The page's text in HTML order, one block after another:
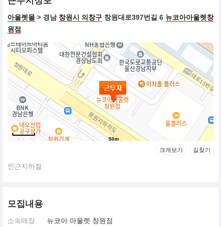
아울렛몰 > 경남 창원시 의창구 창원대로397번길 6 뉴코아아울렛창
원점
50m
크게보기 길찾기
인근지하철
모집내용
소속매장 뉴코아 아울렛 창원점